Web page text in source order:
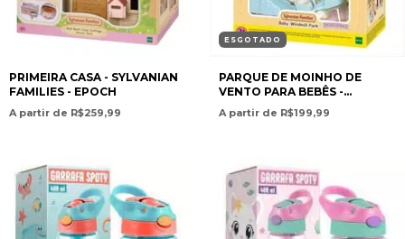
PRIMEIRA CASA - SYLVANIAN
FAMILIES - EPOCH
A partir de R$259,99
ESGOTADO
PARQUE DE MOINHO DE
VENTO PARA BEBÊS -
SYLVANIAN FAMILIES - EPOCH
A partir de R$199,99